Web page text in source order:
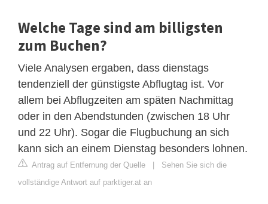
Welche Tage sind am billigsten
zum Buchen?
Viele Analysen ergaben, dass dienstags
tendenziell der günstigste Abflugtag ist. Vor
allem bei Abflugzeiten am späten Nachmittag
oder in den Abendstunden (zwischen 18 Uhr
und 22 Uhr). Sogar die Flugbuchung an sich
kann sich an einem Dienstag besonders lohnen.
Antrag auf Entfernung der Quelle | Sehen Sie sich die
vollständige Antwort auf parktiger.at an